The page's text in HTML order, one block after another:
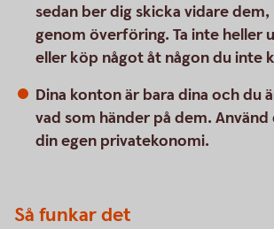
sedan ber dig skicka vidare dem,
genom överföring. Ta inte heller
eller köp något åt någon du inte
Dina konton är bara dina och du
vad som händer på dem.
din egen privatekonomi.
Så funkar det